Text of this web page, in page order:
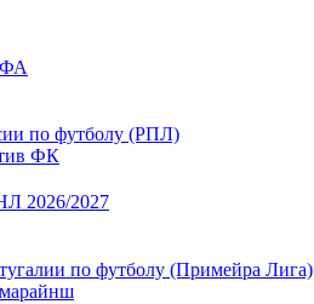
по футболу (РПЛ)
ФК
2026/2027
по футболу (Примейра Лига)